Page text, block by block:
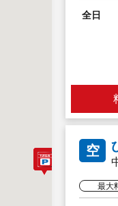
全日
空
最大